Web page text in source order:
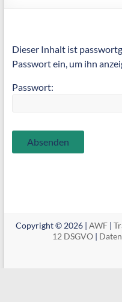
Dieser Inhalt ist
Passwort ein, um ihn
Passwort:
Copyright © 2026 |AWF |
12 DSGVO|